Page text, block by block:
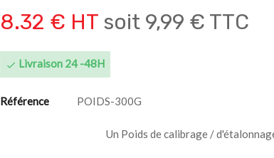
8.32 € HT soit 9,99 € TTC
 Livraison 24 -48H
Référence POIDS-300G
Un Poids de calibrage /